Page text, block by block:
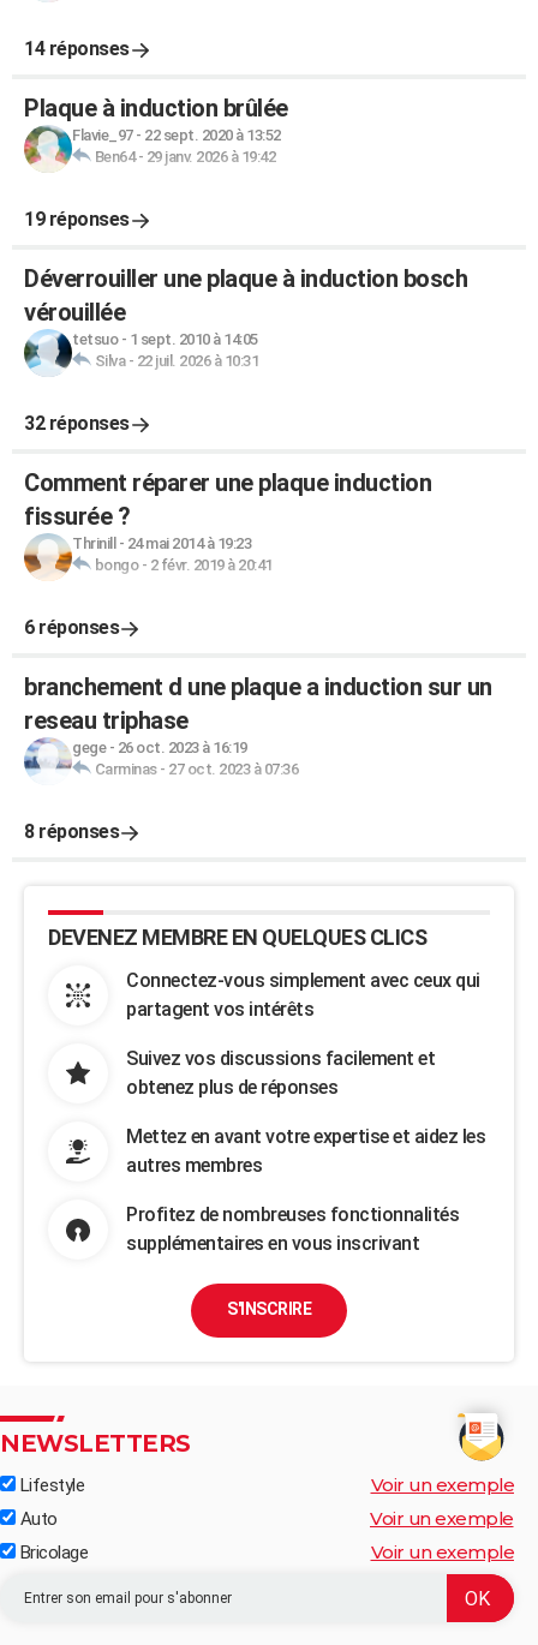
14 réponses
Plaque à induction brûlée
Flavie_97- 22 sept. 2020 à 13:52
Ben64- 29 janv. 2026 à 19:42
19 réponses
Déverrouiller une plaque à induction bosch
vérouillée
tetsuo- 1 sept. 2010 à 14:05
Silva- 22 juil. 2026 à 10:31
32 réponses
Comment réparer une plaque induction
fissurée ?
Thrinill - 24 mai 2014 à 19:23
bongo- 2 févr. 2019 à 20:41
6 réponses
branchement d une plaque a induction sur un
reseau triphase
gege- 26 oct. 2023 à 16:19
Carminas- 27 oct. 2023 à 07:36
8 réponses
DEVENEZ MEMBRE EN QUELQUES CLICS
Connectez-vous simplement avec ceux qui
partagent vos intérêts
Suivez vos discussions facilement et
obtenez plus de réponses
Mettez en avant votre expertise et aidez les
autres membres
Profitez de nombreuses fonctionnalités
supplémentaires en vous inscrivant
S'INSCRIRE
NEWSLETTERS
Lifestyle Voir un exemple
Auto Voir un exemple
Bricolage Voir un exemple